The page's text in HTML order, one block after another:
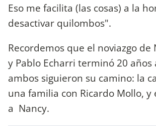
Eso me facilita (las cosas) a la
desactivar quilombos".
Recordemos que el noviazgo
y Pablo Echarri terminó 20 años
ambos siguieron su camino: la
una familia con Ricardo Mollo,
a Nancy.